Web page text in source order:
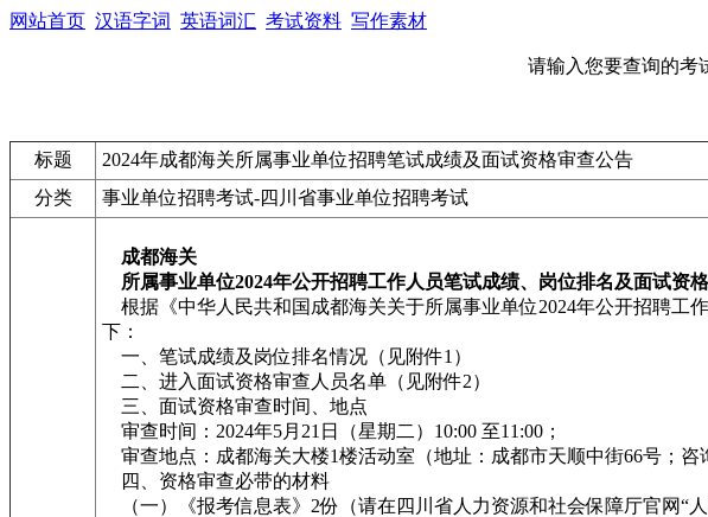
网站首页 汉语字词 英语词汇 考试资料 写作素材
请输入您要查询的考
标题
2024年成都海关所属事业单位招聘笔试成绩及面试资格审查公告
分类
事业单位招聘考试-四川省事业单位招聘考试
成都海关
所属事业单位2024年公开招聘工作人员笔试成绩、岗位排名及面试资
根据《中华人民共和国成都海关关于所属事业单位2024年公开招聘工
下：
一、笔试成绩及岗位排名情况（见附件1）
二、进入面试资格审查人员名单（见附件2）
三、面试资格审查时间、地点
审查时间：2024年5月21日（星期二）10:00 至11:00；
审查地点：成都海关大楼1楼活动室（地址：成都市天顺中街66号；咨
四、资格审查必带的材料
（一）《报考信息表》2份（请在四川省人力资源和社会保障厅官网“